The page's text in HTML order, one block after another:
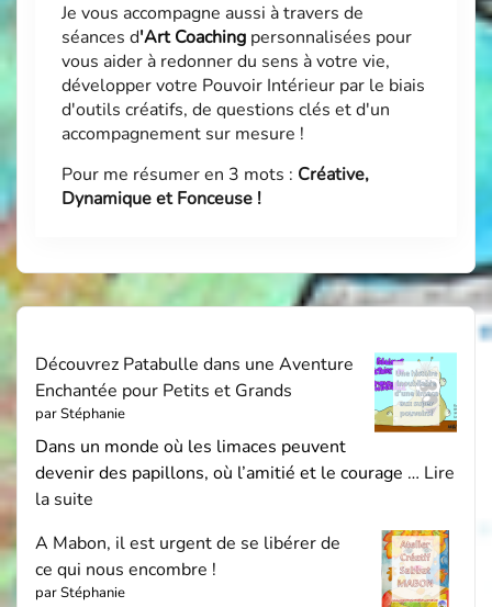
Je vous accompagne aussi à travers de
séances d'Art Coaching personnalisées pour
vous aider à redonner du sens à votre vie,
développer votre Pouvoir Intérieur par le biais
d'outils créatifs, de questions clés et d'un
accompagnement sur mesure !
Pour me résumer en 3 mots : Créative,
Dynamique et Fonceuse !
Découvrez Patabulle dans une Aventure
Enchantée pour Petits et Grands
par Stéphanie
Dans un monde où les limaces peuvent
devenir des papillons, où l’amitié et le courage … Lire
la suite
A Mabon, il est urgent de se libérer de
ce qui nous encombre !
par Stéphanie